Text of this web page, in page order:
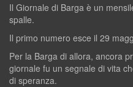
Il Giornale di Barga è un
spalle.
Il primo numero esce il 29
Per la Barga di allora, ancora
giornale fu un segnale di vita
di speranza.